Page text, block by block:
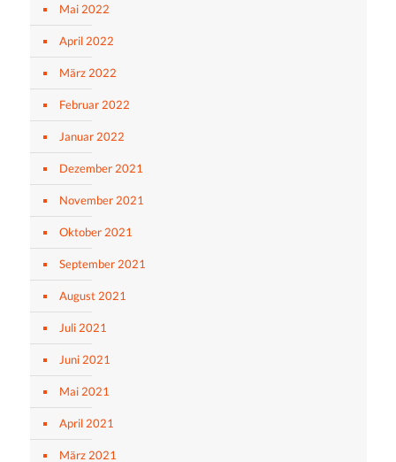
Mai 2022
April 2022
März 2022
Februar 2022
Januar 2022
Dezember 2021
November 2021
Oktober 2021
September 2021
August 2021
Juli 2021
Juni 2021
Mai 2021
April 2021
März 2021